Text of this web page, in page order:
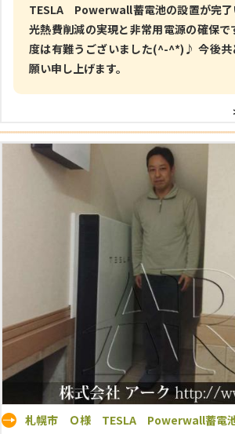
TESLA Powerwall蓄電池の設置が完了
光熱費削減の実現と非常用電源の確保で
度は有難うございました(^-^*)♪ 今後共
願い申し上げます。
札幌市 Ｏ様 TESLA Powerwall蓄電